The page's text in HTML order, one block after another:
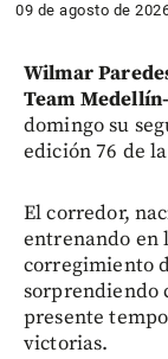
09 de agosto de
Wilmar
Team
domingo su
edición 76 de la
El corredor,
entrenando en
corregimiento
sorprendiendo
presente
victorias.